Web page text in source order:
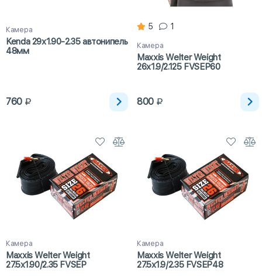
Камера
Kenda 29х1.90-2.35 автонипель
48мм
760
5 1
Камера
Maxxis Welter Weight
26x1.9/2.125 FVSEP60
800
Камера
Maxxis Welter Weight
27.5x1.90/2.35 FVSEP
Камера
Maxxis Welter Weight
27.5x1.9/2.35 FVSEP48